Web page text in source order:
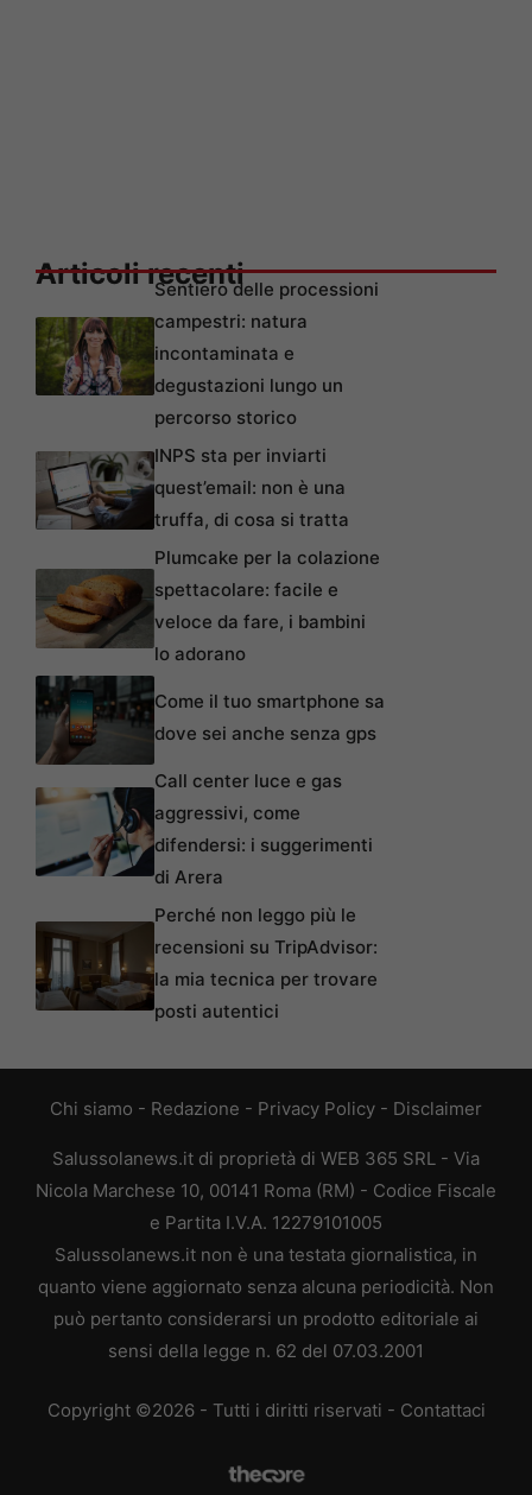
Articoli recentiSentiero delle processioni
campestri: natura
incontaminata e
degustazioni lungo un
percorso storico
INPS sta per inviarti
quest’email: non è una
truffa, di cosa si tratta
Plumcake per la colazione
spettacolare: facile e
veloce da fare, i bambini
lo adorano
Come il tuo smartphone sa
dove sei anche senza gps
Call center luce e gas
aggressivi, come
difendersi: i suggerimenti
di Arera
Perché non leggo più le
recensioni su TripAdvisor:
la mia tecnica per trovare
posti autentici
Chi siamo - Redazione - Privacy Policy - Disclaimer
Salussolanews.it di proprietà di WEB 365 SRL - Via
Nicola Marchese 10, 00141 Roma (RM) - Codice Fiscale
e Partita I.V.A. 12279101005
Salussolanews.it non è una testata giornalistica, in
quanto viene aggiornato senza alcuna periodicità. Non
può pertanto considerarsi un prodotto editoriale ai
sensi della legge n. 62 del 07.03.2001
Copyright ©2026 - Tutti i diritti riservati - Contattaci